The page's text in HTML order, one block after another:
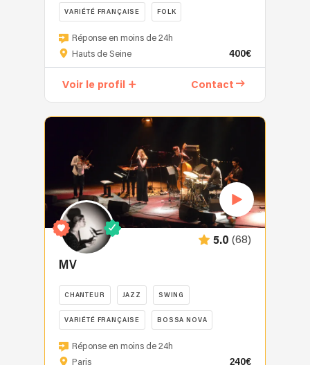
VARIÉTÉ FRANÇAISE FOLK
Zadkiel
est
chanteur-
ans
dans
l'animation
musicale
d'événements
privés
tels
les
mariages,
les
d'entreprise,
Réponse en moins de 24h
Hauts de Seine
400€
Voir le profil Contact
5.0 (68)
MV
CHANTEUR JAZZ SWING
VARIÉTÉ FRANÇAISE BOSSA NOVA
MV
vous
Réponse en moins de 24h
Paris
240€